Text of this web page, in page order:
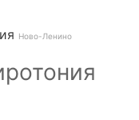
Ново-Ленино